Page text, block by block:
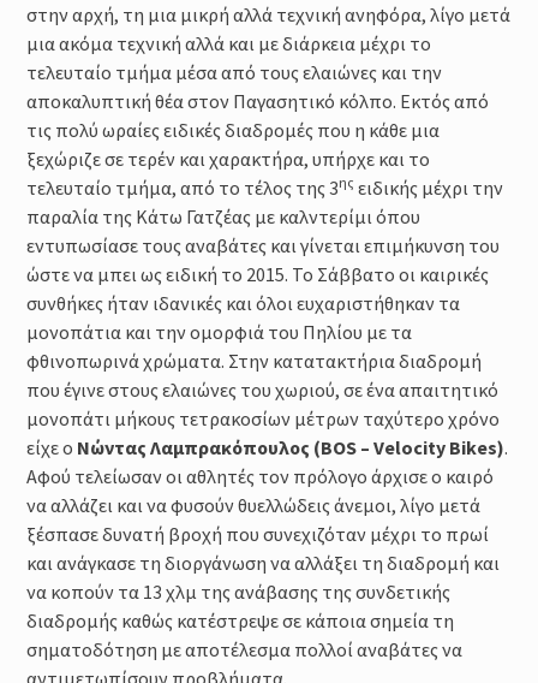
στην αρχή, τη μια μικρή αλλά τεχνική ανηφόρα, λίγο μετά
μια ακόμα τεχνική αλλά και με διάρκεια μέχρι το
τελευταίο τμήμα μέσα από τους ελαιώνες και την
αποκαλυπτική θέα στον Παγασητικό κόλπο. Εκτός από
τις πολύ ωραίες ειδικές διαδρομές που η κάθε μια
ξεχώριζε σε τερέν και χαρακτήρα, υπήρχε και το
τελευταίο τμήμα, από το τέλος της 3ης ειδικής μέχρι την
παραλία της Κάτω Γατζέας με καλντερίμι όπου
εντυπωσίασε τους αναβάτες και γίνεται επιμήκυνση του
ώστε να μπει ως ειδική το 2015. Το Σάββατο οι καιρικές
συνθήκες ήταν ιδανικές και όλοι ευχαριστήθηκαν τα
μονοπάτια και την ομορφιά του Πηλίου με τα
φθινοπωρινά χρώματα. Στην κατατακτήρια διαδρομή
που έγινε στους ελαιώνες του χωριού, σε ένα απαιτητικό
μονοπάτι μήκους τετρακοσίων μέτρων ταχύτερο χρόνο
είχε ο Νώντας Λαμπρακόπουλος (BOS – Velocity Bikes).
Αφού τελείωσαν οι αθλητές τον πρόλογο άρχισε ο καιρό
να αλλάζει και να φυσούν θυελλώδεις άνεμοι, λίγο μετά
ξέσπασε δυνατή βροχή που συνεχιζόταν μέχρι το πρωί
και ανάγκασε τη διοργάνωση να αλλάξει τη διαδρομή και
να κοπούν τα 13 χλμ της ανάβασης της συνδετικής
διαδρομής καθώς κατέστρεψε σε κάποια σημεία τη
σηματοδότηση με αποτέλεσμα πολλοί αναβάτες να
αντιμετωπίσουν προβλήματα.